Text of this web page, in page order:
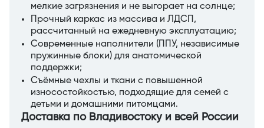
мелкие загрязнения и не выгорает на солнце;
Прочный каркас из массива и ЛДСП,
рассчитанный на ежедневную эксплуатацию;
Современные наполнители (ППУ, независимые
пружинные блоки) для анатомической
поддержки;
Съёмные чехлы и ткани с повышенной
износостойкостью, подходящие для семей с
детьми и домашними питомцами.
Доставка по Владивостоку и всей России